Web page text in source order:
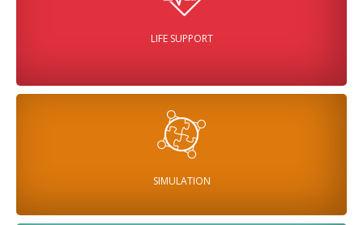
LIFE SUPPORT
SIMULATION